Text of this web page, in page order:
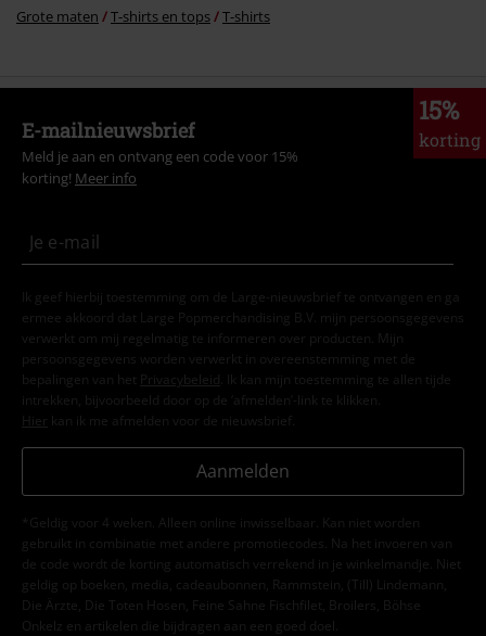
Grote maten T-shirts en tops T-shirts
15%
korting
E-mailnieuwsbrief
Meld je aan en ontvang een code voor 15%
korting! Meer info
Ik geef hierbij toestemming om de Large-nieuwsbrief te ontvangen en ga
ermee akkoord dat Large Popmerchandising B.V. mijn persoonsgegevens
verwerkt om mij regelmatig te informeren over producten. Mijn
persoonsgegevens worden verwerkt in overeenstemming met de
bepalingen van het
Privacybeleid . Ik kan mijn toestemming te allen tijde
intrekken, bijvoorbeeld door op de ‘afmelden’-link te klikken.
Hier kan ik me afmelden voor de nieuwsbrief.
Aanmelden
*Geldig voor 4 weken. Alleen online inwisselbaar. Kan niet worden
gebruikt in combinatie met andere promotiecodes. Na het invoeren van
de code wordt de korting automatisch verrekend in je winkelmandje. Niet
geldig op boeken, media, cadeaubonnen, Rammstein, (Till) Lindemann,
Die Ärzte, Die Toten Hosen, Feine Sahne Fischfilet, Broilers, Böhse
Onkelz en artikelen die bijdragen aan een goed doel.